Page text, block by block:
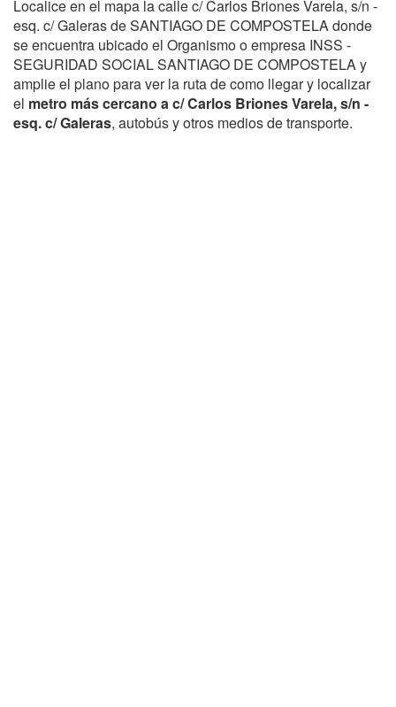
Localice en el mapa la calle c/ Carlos Briones Varela, s/n -
esq. c/ Galeras de SANTIAGO DE COMPOSTELA donde
se encuentra ubicado el Organismo o empresa INSS -
SEGURIDAD SOCIAL SANTIAGO DE COMPOSTELA y
amplie el plano para ver la ruta de como llegar y localizar
el metro más cercano a c/ Carlos Briones Varela, s/n -
esq. c/ Galeras, autobús y otros medios de transporte.